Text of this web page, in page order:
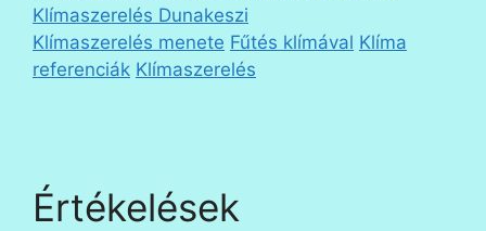
Klímaszerelés Dunakeszi
Klímaszerelés menete Fűtés klímával Klíma
referenciák Klímaszerelés
Értékelések